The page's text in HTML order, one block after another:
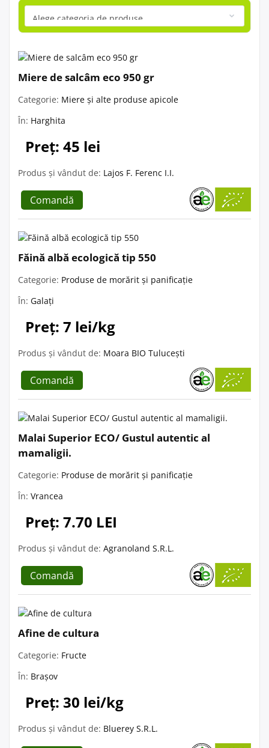
Miere de salcâm eco 950 gr
Categorie: Miere și alte produse apicole
În: Harghita
Preț: 45 lei
Produs și vândut de: Lajos F. Ferenc I.I.
Comandă
Făină albă ecologică tip 550
Categorie: Produse de morărit și panificație
În: Galați
Preț: 7 lei/kg
Produs și vândut de: Moara BIO Tulucești
Comandă
Malai Superior ECO/ Gustul autentic al
mamaligii.
Categorie: Produse de morărit și panificație
În: Vrancea
Preț: 7.70 LEI
Produs și vândut de: Agranoland S.R.L.
Comandă
Afine de cultura
Categorie: Fructe
În: Brașov
Preț: 30 lei/kg
Produs și vândut de: Bluerey S.R.L.